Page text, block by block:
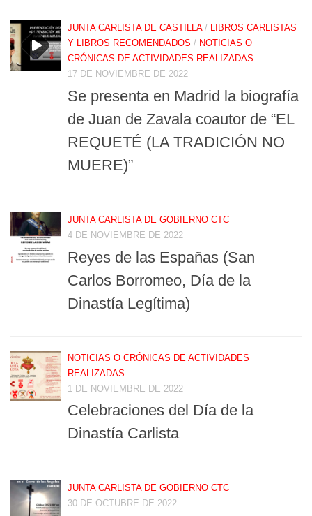
JUNTA CARLISTA DE CASTILLA/ LIBROS CARLISTAS
Y LIBROS RECOMENDADOS / NOTICIAS O
CRÓNICAS DE ACTIVIDADES REALIZADAS
17 DE NOVIEMBRE DE 2022
Se presenta en Madrid la biografía
de Juan de Zavala coautor de “EL
REQUETÉ (LA TRADICIÓN NO
MUERE)”
JUNTA CARLISTA DE GOBIERNO CTC
4 DE NOVIEMBRE DE 2022
Reyes de las Españas (San
Carlos Borromeo, Día de la
Dinastía Legítima)
NOTICIAS O CRÓNICAS DE ACTIVIDADES
REALIZADAS
1 DE NOVIEMBRE DE 2022
Celebraciones del Día de la
Dinastía Carlista
JUNTA CARLISTA DE GOBIERNO CTC
30 DE OCTUBRE DE 2022